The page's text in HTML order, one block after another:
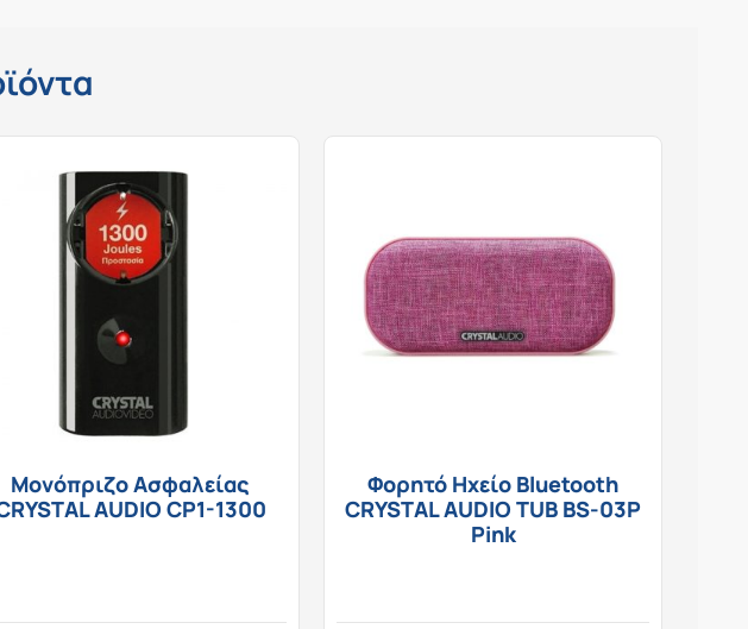
Μονόπριζο Ασφαλείας
AUDIO CP1-1300
Φορητό Ηχείο Bluetooth
CRYSTAL AUDIO TUB BS-03P
Pink